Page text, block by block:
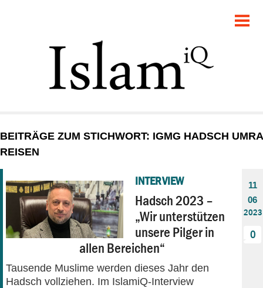
GESELLSCHAFT
STARTSEITE
PANORAMA
BEITRÄGE ZUM STICHWORT: IGMG HADSCH UMRA
REISEN
INTERVIEW
Hadsch 2023 –
„Wir unterstützen
unsere Pilger in
allen Bereichen“
Tausende Muslime werden dieses Jahr den
Hadsch vollziehen. Im IslamiQ-Interview
11
06
2023
0